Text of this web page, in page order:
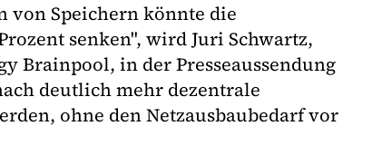
Speichern könnte die
senken", wird Juri Schwartz,
Brainpool, in der Presseaussendung
deutlich mehr dezentrale
ohne den Netzausbaubedarf vor